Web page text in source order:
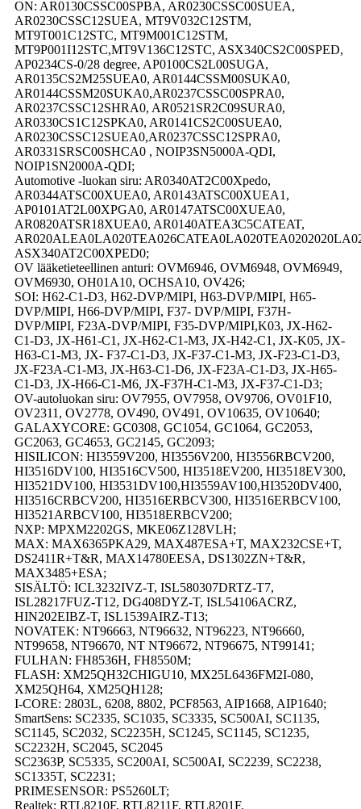
ON: AR0130CSSC00SPBA, AR0230CSSC00SUEA,
AR0230CSSC12SUEA, MT9V032C12STM,
MT9T001C12STC, MT9M001C12STM,
MT9P001I12STC,MT9V136C12STC, ASX340CS2C00SPED,
AP0234CS-0/28 degree, AP0100CS2L00SUGA,
AR0135CS2M25SUEA0, AR0144CSSM00SUKA0,
AR0144CSSM20SUKA0,AR0237CSSC00SPRA0,
AR0237CSSC12SHRA0, AR0521SR2C09SURA0,
AR0330CS1C12SPKA0, AR0141CS2C00SUEA0,
AR0230CSSC12SUEA0,AR0237CSSC12SPRA0,
AR0331SRSC00SHCA0 , NOIP3SN5000A-QDI,
NOIP1SN2000A-QDI;
Automotive -luokan siru: AR0340AT2C00Xpedo,
AR0344ATSC00XUEA0, AR0143ATSC00XUEA1,
AP0101AT2L00XPGA0, AR0147ATSC00XUEA0,
AR0820ATSR18XUEA0, AR0140ATEA3C5CATEAT,
ASX340AT2C00XPED0;
OV lääketieteellinen anturi: OVM6946, OVM6948, OVM6949,
OVM6930, OH01A10, OCHSA10, OV426;
SOI: H62-C1-D3, H62-DVP/MIPI, H63-DVP/MIPI, H65-
DVP/MIPI, H66-DVP/MIPI, F37- DVP/MIPI, F37H-
DVP/MIPI, F23A-DVP/MIPI, F35-DVP/MIPI,K03, JX-H62-
C1-D3, JX-H61-C1, JX-H62-C1-M3, JX-H42-C1, JX-K05, JX-
H63-C1-M3, JX- F37-C1-D3, JX-F37-C1-M3, JX-F23-C1-D3,
JX-F23A-C1-M3, JX-H63-C1-D6, JX-F23A-C1-D3, JX-H65-
C1-D3, JX-H66-C1-M6, JX-F37H-C1-M3, JX-F37-C1-D3;
OV-autoluokan siru: OV7955, OV7958, OV9706, OV01F10,
OV2311, OV2778, OV490, OV491, OV10635, OV10640;
GALAXYCORE: GC0308, GC1054, GC1064, GC2053,
GC2063, GC4653, GC2145, GC2093;
HISILICON: HI3559V200, HI3556V200, HI3556RBCV200,
HI3516DV100, HI3516CV500, HI3518EV200, HI3518EV300,
HI3521DV100, HI3531DV100,HI3559AV100,HI3520DV400,
HI3516CRBCV200, HI3516ERBCV300, HI3516ERBCV100,
HI3521ARBCV100, HI3518ERBCV200;
NXP: MPXM2202GS, MKE06Z128VLH;
MAX: MAX6365PKA29, MAX487ESA+T, MAX232CSE+T,
DS2411R+T&R, MAX14780EESA, DS1302ZN+T&R,
MAX3485+ESA;
SISÄLTÖ: ICL3232IVZ-T, ISL580307DRTZ-T7,
ISL28217FUZ-T12, DG408DYZ-T, ISL54106ACRZ,
HIN202EIBZ-T, ISL1539AIRZ-T13;
NOVATEK: NT96663, NT96632, NT96223, NT96660,
NT99658, NT96670, NT NT96672, NT96675, NT99141;
FULHAN: FH8536H, FH8550M;
FLASH: XM25QH32CHIGU10, MX25L6436FM2I-080,
XM25QH64, XM25QH128;
I-CORE: 2803L, 6208, 8802, PCF8563, AIP1668, AIP1640;
SmartSens: SC2335, SC1035, SC3335, SC500AI, SC1135,
SC1145, SC2032, SC2235H, SC1245, SC1145, SC1235,
SC2232H, SC2045, SC2045
SC2363P, SC5335, SC200AI, SC500AI, SC2239, SC2238,
SC1335T, SC2231;
PRIMESENSOR: PS5260LT;
Realtek: RTL8210F, RTL8211F, RTL8201F.